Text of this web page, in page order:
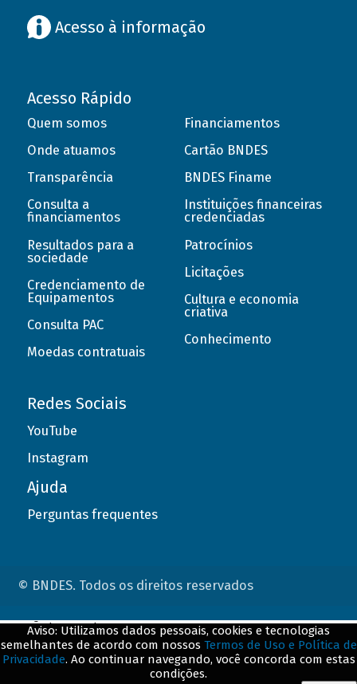
Acesso à informação
Acesso Rápido
Quem somos
Onde atuamos
Transparência
Consulta a
financiamentos
Resultados para a
sociedade
Credenciamento de
Equipamentos
Consulta PAC
Moedas contratuais
Financiamentos
Cartão BNDES
BNDES Finame
Instituições financeiras
credenciadas
Patrocínios
Licitações
Cultura e economia
criativa
Conhecimento
Redes Sociais
YouTube
Instagram
Ajuda
Perguntas frequentes
© BNDES. Todos os direitos reservados
Aviso: Utilizamos dados pessoais, cookies e tecnologias
semelhantes de acordo com nossos Termos de Uso e Política de
Privacidade. Ao continuar navegando, você concorda com estas
condições.
ConteÃºdo complementar
${title}${badge}